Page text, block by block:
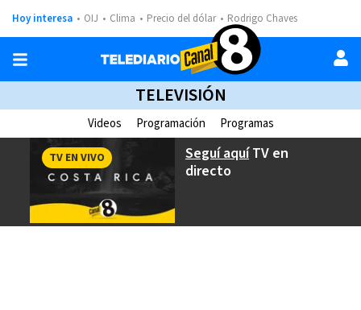
Hoy interesa OIJ Clima Precio del dólar Rodrigo Chaves
TELEVISIÓN
Videos Programación Programas
Seguí aquíTV en
directo
TV EN VIVO